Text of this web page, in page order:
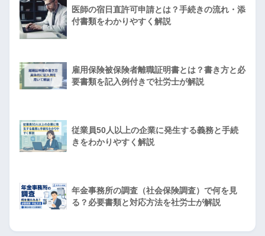
医師の宿日直許可申請とは？手続きの流れ・添
付書類をわかりやすく解説
雇用保険被保険者離職証明書とは？書き方と必
要書類を記入例付きで社労士が解説
従業員50人以上の企業に発生する義務と手続
きをわかりやすく解説
年金事務所の調査（社会保険調査）で何を見
る？必要書類と対応方法を社労士が解説